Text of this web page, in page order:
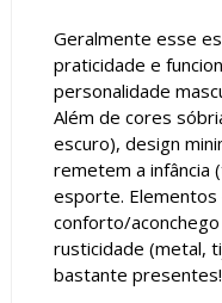
Geralmente esse
praticidade e
personalidade
Além de cores
escuro), design
remetem a infância
esporte. Elementos
conforto/
rusticidade (metal,
bastante presentes!